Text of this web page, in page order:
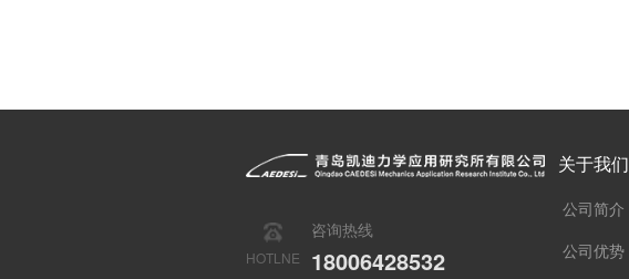
HOTLNE
咨询热线
18006428532
关于我们
公司简介
公司优势